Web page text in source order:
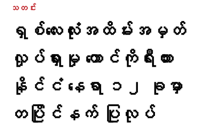
သတင်း
ရှစ်လေးလုံးအထိမ်းအမှတ်
လှုပ်ရှားမှု တောင်ကိုရီးယား
နိုင်ငံ နေရာ ၁၂ ခုမှာ
တပြိုင်နက် ပြုလုပ်